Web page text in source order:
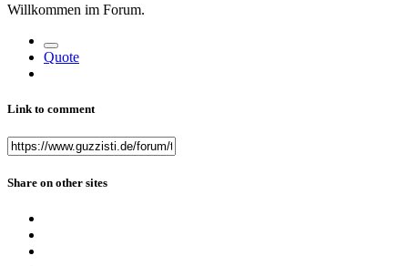
Willkommen im Forum.
Quote
Link to comment
Share on other sites